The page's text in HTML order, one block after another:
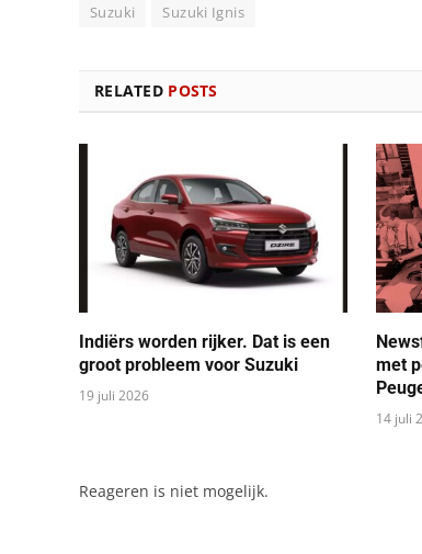
Suzuki Suzuki Ignis
RELATED POSTS
Indiërs worden rijker. Dat is een
groot probleem voor Suzuki
19 juli 2026
met
14 juli
Reageren is niet mogelijk.